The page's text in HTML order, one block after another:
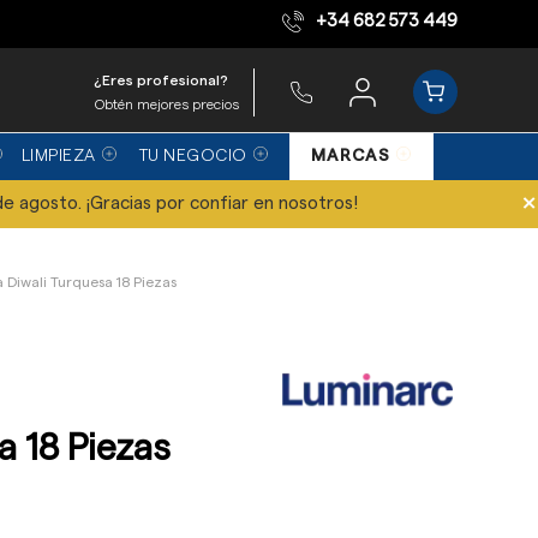
Equipo de expertos +34 682 573 449
¿Eres profesional?
Obtén mejores precios
LIMPIEZA TU NEGOCIO MARCAS
agosto. ¡Gracias por confiar en nosotros! ×
Diwali Turquesa 18 Piezas
18 Piezas